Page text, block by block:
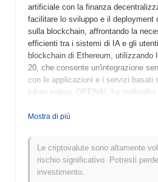
artificiale con la finanza
facilitare lo sviluppo e il deployment
sulla blockchain, affrontando la
efficienti tra i sistemi di IA e gli
blockchain di Ethereum, utilizzando
20, che consente un'integrazione
con le applicazioni e i servizi basati
token nativo, OPENAI, ha
l'incentivazione degli sviluppatori a
focus unico sulla fusione della
blockchain, posizionandosi come
panorama in rapida evoluzione delle
Questa integrazione mira a
Mostra di più
Le criptovalute sono altamente
rischio significativo. Potresti
investimento.